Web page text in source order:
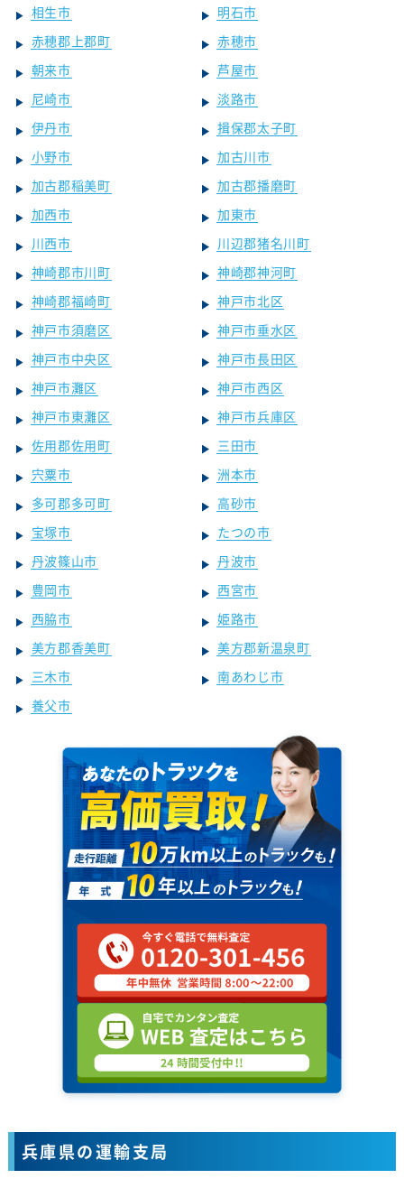
相生市
明石市
赤穂郡上郡町
赤穂市
朝来市
芦屋市
尼崎市
淡路市
伊丹市
揖保郡太子町
小野市
加古川市
加古郡稲美町
加古郡播磨町
加西市
加東市
川西市
川辺郡猪名川町
神崎郡市川町
神崎郡神河町
神崎郡福崎町
神戸市北区
神戸市須磨区
神戸市垂水区
神戸市中央区
神戸市長田区
神戸市灘区
神戸市西区
神戸市東灘区
神戸市兵庫区
佐用郡佐用町
三田市
宍粟市
洲本市
多可郡多可町
高砂市
宝塚市
たつの市
丹波篠山市
丹波市
豊岡市
西宮市
西脇市
姫路市
美方郡香美町
美方郡新温泉町
三木市
南あわじ市
養父市
兵庫県の運輸支局